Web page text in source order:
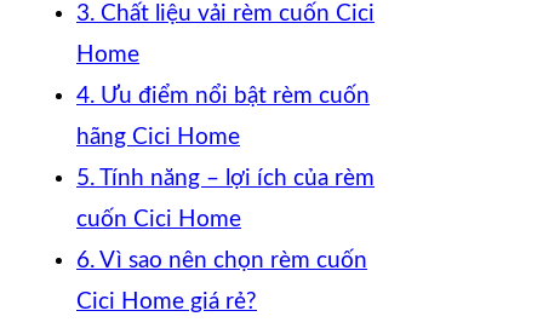
3. Chất liệu vải rèm cuốn Cici
Home
4. Ưu điểm nổi bật rèm cuốn
hãng Cici Home
5. Tính năng – lợi ích của rèm
cuốn Cici Home
6. Vì sao nên chọn rèm cuốn
Cici Home giá rẻ?